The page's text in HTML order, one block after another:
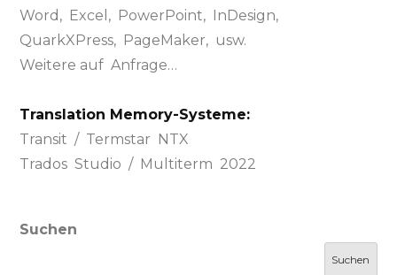
Word, Excel, PowerPoint, InDesign,
QuarkXPress, PageMaker, usw.
Weitere auf Anfrage…
Translation Memory-Systeme:
Transit / Termstar NTX
Trados Studio / Multiterm 2022
Suchen
Suchen